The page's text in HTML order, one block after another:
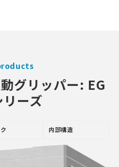
グリッパー: EG
リーズ
内部構造